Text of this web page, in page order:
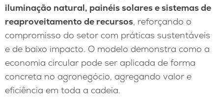
iluminação natural, painéis solares e sistemas de
reaproveitamento de recursos, reforçando o
compromisso do setor com práticas sustentáveis
e de baixo impacto. O modelo demonstra como a
economia circular pode ser aplicada de forma
concreta no agronegócio, agregando valor e
eficiência em toda a cadeia.